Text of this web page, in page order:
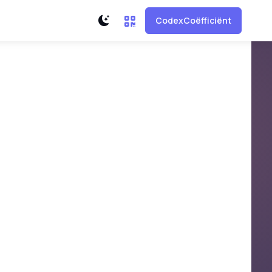
CodexCoëfficiënt